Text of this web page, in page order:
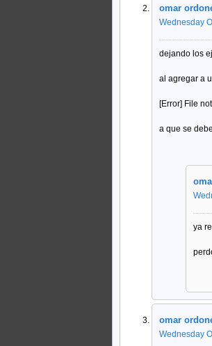
omar
Wednesday
dejando los
al agregar a
[Error] File
a que se
ya
omar
Wednesday